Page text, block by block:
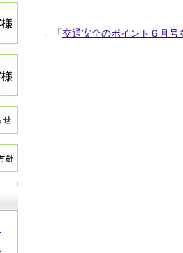
←「交通安全のポイント６月号